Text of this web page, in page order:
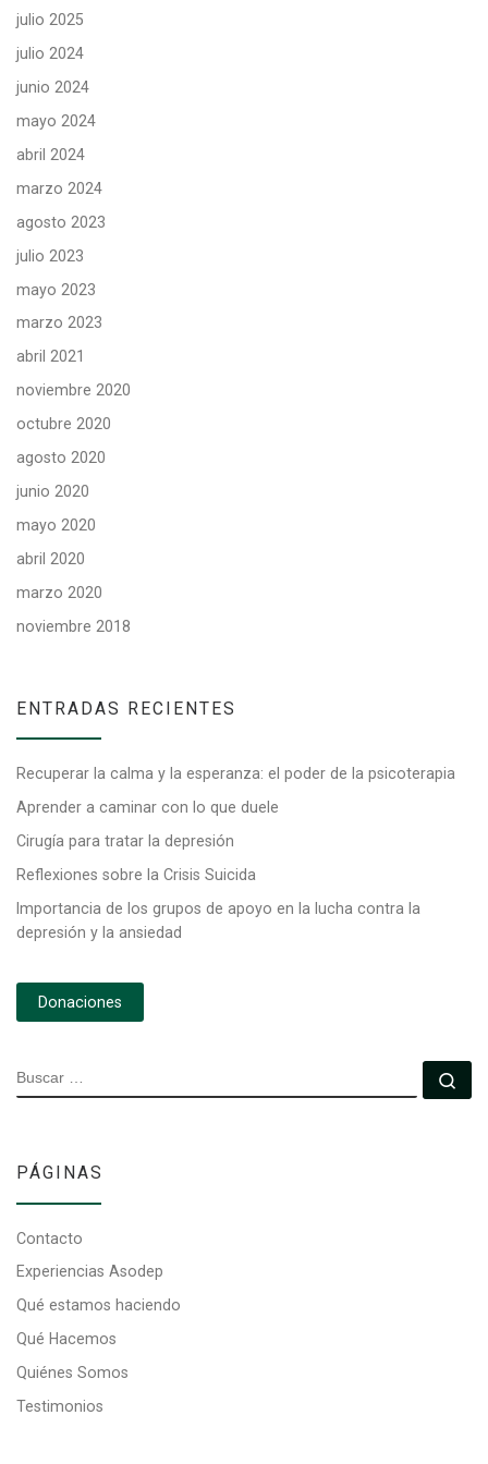
julio 2025
julio 2024
junio 2024
mayo 2024
abril 2024
marzo 2024
agosto 2023
julio 2023
mayo 2023
marzo 2023
abril 2021
noviembre 2020
octubre 2020
agosto 2020
junio 2020
mayo 2020
abril 2020
marzo 2020
noviembre 2018
ENTRADAS RECIENTES
Recuperar la calma y la esperanza: el poder de la psicoterapia
Aprender a caminar con lo que duele
Cirugía para tratar la depresión
Reflexiones sobre la Crisis Suicida
Importancia de los grupos de apoyo en la lucha contra la
depresión y la ansiedad
Donaciones
BUSCAR
PÁGINAS
Contacto
Experiencias Asodep
Qué estamos haciendo
Qué Hacemos
Quiénes Somos
Testimonios